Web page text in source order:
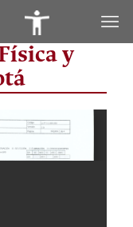
de
y